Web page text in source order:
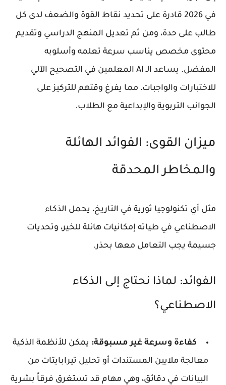
في 2026 قادرة على تحديد نقاط القوة والضعف لدى كل
طالب على حدة، ومن ثم تعديل المنهج الدراسي وتقديم
محتوى مخصص يناسب سرعة تعلمه وأسلوبه
المفضل. يساعد الـ AI المعلمين في التصحيح الآلي
للاختبارات والواجبات، مما يفرغ وقتهم للتركيز على
الجوانب التربوية والإبداعية مع الطلاب.
ميزان القوى: الفوائد الهائلة
والمخاطر المحدقة
مثل أي تكنولوجيا ثورية في التاريخ، يحمل الذكاء
الاصطناعي في طياته إمكانيات هائلة للخير، وتحديات
جسيمة يجب التعامل معها بحذر.
الفوائد: لماذا نحتاج إلى الذكاء
الاصطناعي؟
كفاءة وسرعة غير مسبوقة: يمكن للأنظمة الذكية
معالجة ملايين المستندات أو تحليل تيرابايتات من
البيانات في دقائق، وهي مهام قد تستغرق فرقاً بشرية